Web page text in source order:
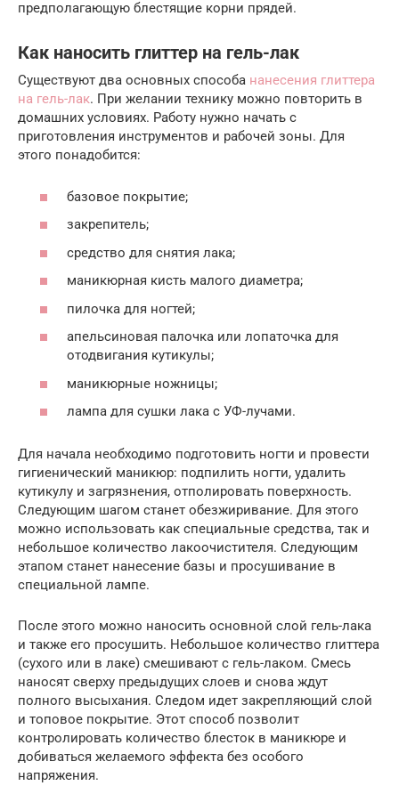
предполагающую блестящие корни прядей.
Как наносить глиттер на гель-лак
Существуют два основных способа нанесения глиттера
на гель-лак. При желании технику можно повторить в
домашних условиях. Работу нужно начать с
приготовления инструментов и рабочей зоны. Для
этого понадобится:
базовое покрытие;
закрепитель;
средство для снятия лака;
маникюрная кисть малого диаметра;
пилочка для ногтей;
апельсиновая палочка или лопаточка для
отодвигания кутикулы;
маникюрные ножницы;
лампа для сушки лака с УФ-лучами.
Для начала необходимо подготовить ногти и провести
гигиенический маникюр: подпилить ногти, удалить
кутикулу и загрязнения, отполировать поверхность.
Следующим шагом станет обезжиривание. Для этого
можно использовать как специальные средства, так и
небольшое количество лакоочистителя. Следующим
этапом станет нанесение базы и просушивание в
специальной лампе.
После этого можно наносить основной слой гель-лака
и также его просушить. Небольшое количество глиттера
(сухого или в лаке) смешивают с гель-лаком. Смесь
наносят сверху предыдущих слоев и снова ждут
полного высыхания. Следом идет закрепляющий слой
и топовое покрытие. Этот способ позволит
контролировать количество блесток в маникюре и
добиваться желаемого эффекта без особого
напряжения.